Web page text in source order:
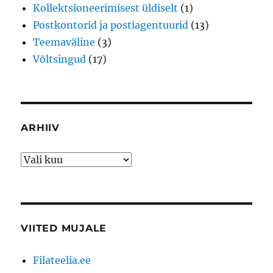
Kollektsioneerimisest üldiselt (1)
Postkontorid ja postiagentuurid (13)
Teemaväline (3)
Võltsingud (17)
ARHIIV
Arhiiv
VIITED MUJALE
Filateelia.ee